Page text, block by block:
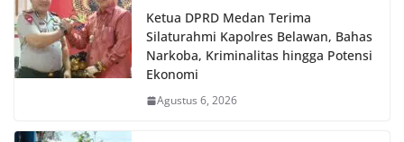
Ketua DPRD Medan Terima
Silaturahmi Kapolres Belawan, Bahas
Narkoba, Kriminalitas hingga Potensi
Ekonomi
Agustus 6, 2026